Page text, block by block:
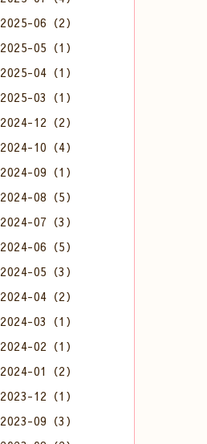
2025-06（2）
2025-05（1）
2025-04（1）
2025-03（1）
2024-12（2）
2024-10（4）
2024-09（1）
2024-08（5）
2024-07（3）
2024-06（5）
2024-05（3）
2024-04（2）
2024-03（1）
2024-02（1）
2024-01（2）
2023-12（1）
2023-09（3）